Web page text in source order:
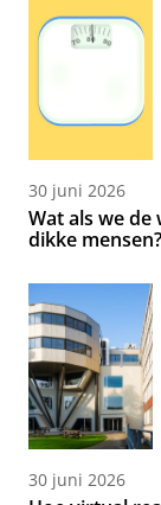
30 juni 2026
Wat als we
dikke mensen?
30 juni 2026